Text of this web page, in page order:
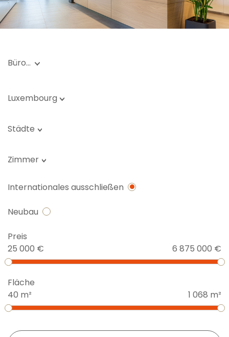
Büro…
Luxembourg
Städte
Zimmer
Internationales ausschließen
Neubau
Preis
25 000 €
6 875 000 €
Fläche
40 m²
1 068 m²